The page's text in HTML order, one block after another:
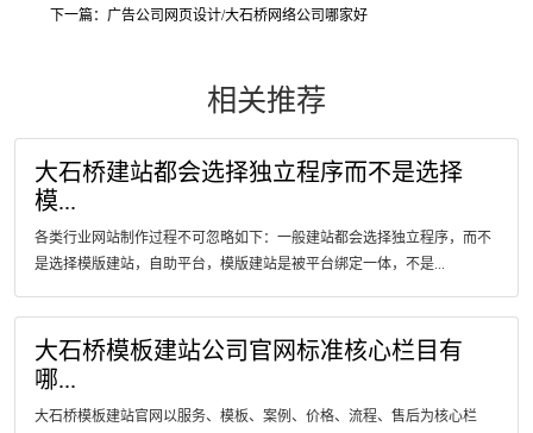
下一篇：广告公司网页设计/大石桥网络公司哪家好
相关推荐
大石桥建站都会选择独立程序而不是选择
模...
各类行业网站制作过程不可忽略如下：一般建站都会选择独立程序，而不
是选择模版建站，自助平台，模版建站是被平台绑定一体，不是...
大石桥模板建站公司官网标准核心栏目有
哪...
大石桥模板建站官网以服务、模板、案例、价格、流程、售后为核心栏